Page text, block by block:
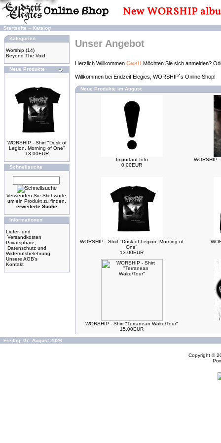
Startseite » Katalog
Kategorien
Worship (14)
Beyond The Void
Neue Produkte
WORSHIP - Shirt "Dusk of
Legion, Morning of One"
13.00EUR
Schnellsuche
Verwenden Sie Stichworte,
um ein Produkt zu finden.
erweiterte Suche
Informationen
Liefer- und
Versandkosten
Privatsphäre,
Datenschutz und
Widerrufsbelehrung
Unsere AGB's
Kontakt
Unser Angebot
Herzlich Willkommen Gast! Möchten Sie sich anmelden?
Willkommen bei Endzeit Elegies, WORSHIP´s Online Shop!
Neue Produkte im August
Important Info
0.00EUR
WORSHIP
WORSHIP - Shirt "Dusk of Legion, Morning of
One"
13.00EUR
WORSHIP - Shirt "Terranean Wake/Tour"
15.00EUR
Freitag, 07. August 2026
Copyright ©